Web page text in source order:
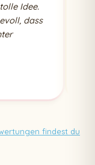
Idee.
dass
findest du